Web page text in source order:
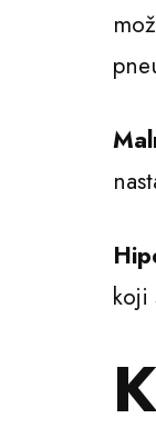
koji